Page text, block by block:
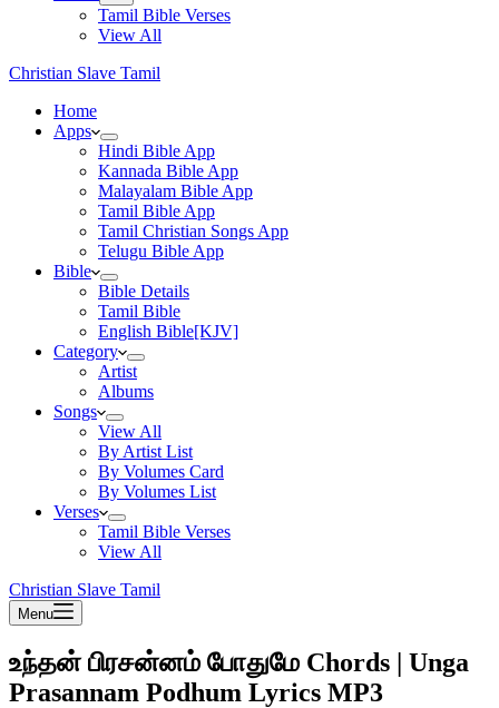
Tamil Bible Verses
View All
Christian Slave Tamil
Home
Apps
Hindi Bible App
Kannada Bible App
Malayalam Bible App
Tamil Bible App
Tamil Christian Songs App
Telugu Bible App
Bible
Bible Details
Tamil Bible
English Bible[KJV]
Category
Artist
Albums
Songs
View All
By Artist List
By Volumes Card
By Volumes List
Verses
Tamil Bible Verses
View All
Christian Slave Tamil
Menu
உந்தன் பிரசன்னம் போதுமே Chords | Unga
Prasannam Podhum Lyrics MP3